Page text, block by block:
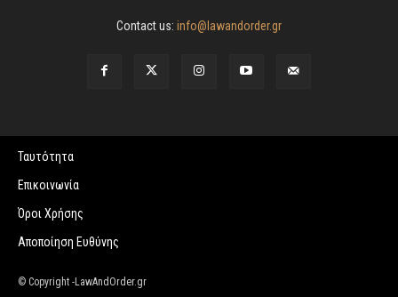
Contact us: info@lawandorder.gr
Ταυτότητα
Επικοινωνία
Όροι Χρήσης
Αποποίηση Ευθύνης
© Copyright -LawAndOrder.gr